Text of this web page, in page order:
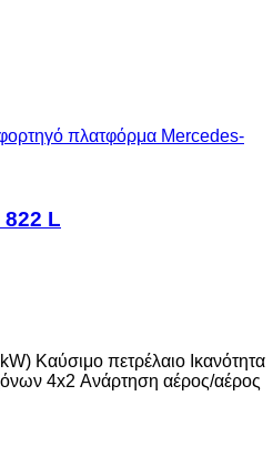
πλατφόρμα Mercedes-
L
Καύσιμο πετρέλαιο Ικανότητα
4x2 Ανάρτηση αέρος/αέρος